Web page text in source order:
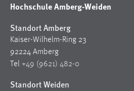
Hochschule Amberg-Weiden
Standort Amberg
Kaiser-Wilhelm-Ring 23
92224 Amberg
Tel +49 (9621) 482-0
Standort Weiden